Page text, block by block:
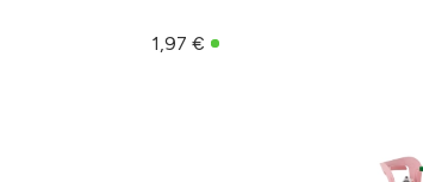
1,97 €